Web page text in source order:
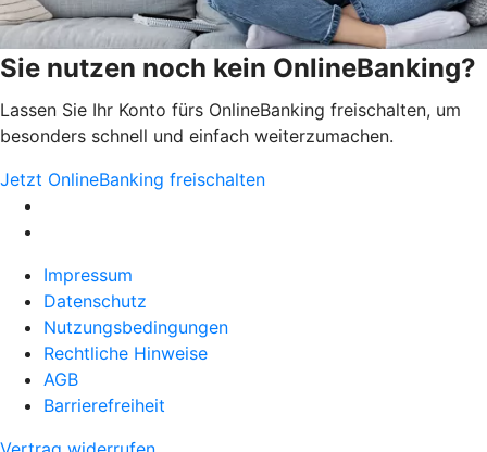
Sie nutzen noch kein OnlineBanking?
Lassen Sie Ihr Konto fürs OnlineBanking freischalten, um
besonders schnell und einfach weiterzumachen.
Jetzt OnlineBanking freischalten
Impressum
Datenschutz
Nutzungsbedingungen
Rechtliche Hinweise
AGB
Barrierefreiheit